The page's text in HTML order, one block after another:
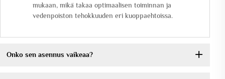
mukaan, mikä takaa optimaalisen toiminnan ja
vedenpoiston tehokkuuden eri kuoppaehtoissa.
Onko sen asennus vaikeaa?